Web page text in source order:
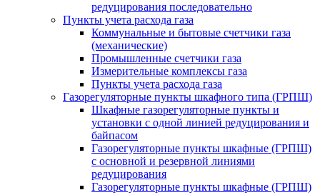
редуцирования последовательно
Пункты учета расхода газа
Коммунальные и бытовые счетчики газа
(механические)
Промышленные счетчики газа
Измерительные комплексы газа
Пункты учета расхода газа
Газорегуляторные пункты шкафного типа (ГРПШ)
Шкафные газорегуляторные пункты и
установки c одной линией редуцирования и
байпасом
Газорегуляторные пункты шкафные (ГРПШ)
с основной и резервной линиями
редуцирования
Газорегуляторные пункты шкафные (ГРПШ)